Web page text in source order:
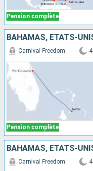
Pension complète
BAHAMAS, ÉTATS-
Pension complète
Carnival Freedom
BAHAMAS, ÉTATS-
Carnival Freedom